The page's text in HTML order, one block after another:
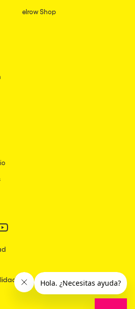
elrow Shop
instagram
en twitter
en linkedin
en youtube